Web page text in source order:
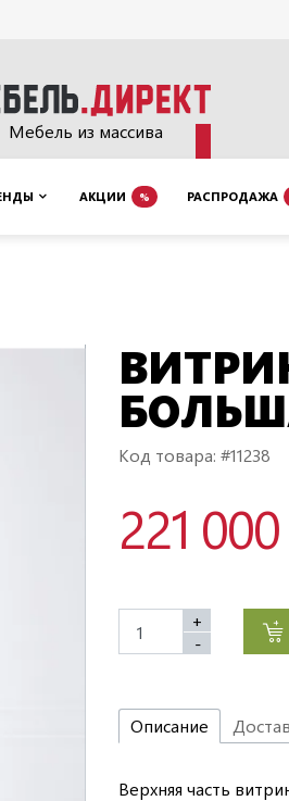
Мебель из массива
АКЦИИ % РАСПРОДАЖА
Код товара: #11238
221
+
-
Описание
Верхняя часть